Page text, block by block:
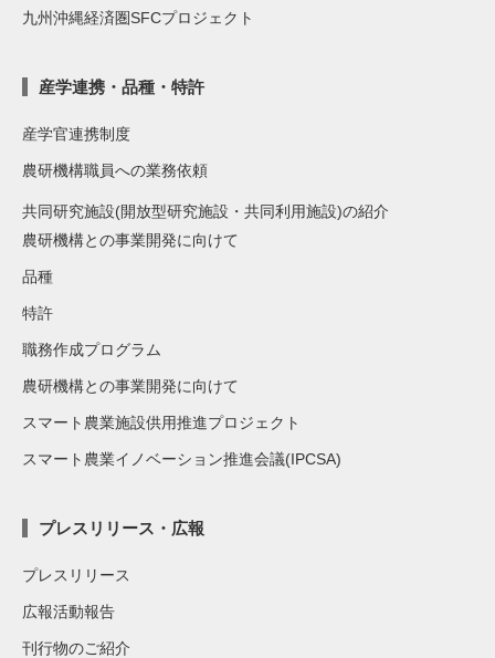
九州沖縄経済圏SFCプロジェクト
産学連携・品種・特許
産学官連携制度
農研機構職員への業務依頼
共同研究施設(開放型研究施設・共同利用施設)の紹介
農研機構との事業開発に向けて
品種
特許
職務作成プログラム
農研機構との事業開発に向けて
スマート農業施設供用推進プロジェクト
スマート農業イノベーション推進会議(IPCSA)
プレスリリース・広報
プレスリリース
広報活動報告
刊行物のご紹介